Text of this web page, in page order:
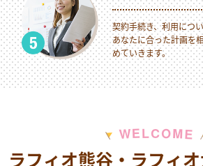
契約手続き、利用につ
あなたに合った計画を
めていきます。
WELCOME
ラフィオ熊谷・ラフィ